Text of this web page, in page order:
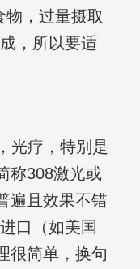
，过量摄取
，所以要适
光疗，特别是
称308激光或
遍且效果不错
口（如美国
很简单，换句